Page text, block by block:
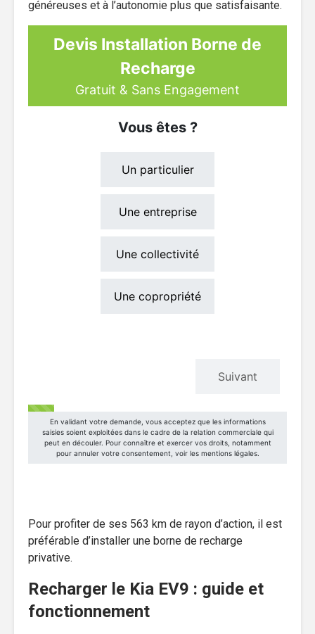
généreuses et à l’autonomie plus que satisfaisante.
Pour profiter de ses 563 km de rayon d’action, il est
préférable d’installer une borne de recharge
privative.
Recharger le Kia EV9 : guide et
fonctionnement